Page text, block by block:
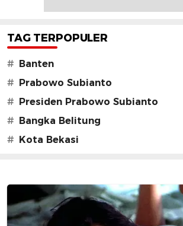
TAG TERPOPULER
# Banten
# Prabowo Subianto
# Presiden Prabowo Subianto
# Bangka Belitung
# Kota Bekasi